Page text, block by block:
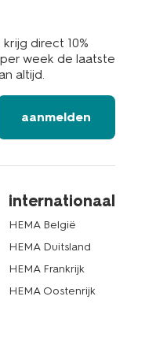
direct 10%
week de laatste
altijd.
aanmelden
internationaal
HEMA België
HEMA Duitsland
HEMA Frankrijk
HEMA Oostenrijk